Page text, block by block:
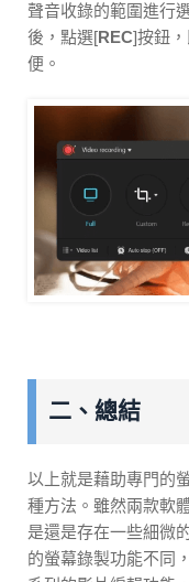
聲音收錄的範圍進行
後，點選[REC]按鈕
便。
二、總結
以上就是藉助專門的
種方法。雖然兩款軟
是還是存在一些細微
的螢幕錄製功能不同